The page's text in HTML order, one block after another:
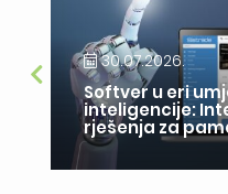
30.07.2026.
Softver u eri
inteligencije:
rješenja za